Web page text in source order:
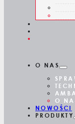
O NAS
O
NOWOŚCI
PRODUKTY